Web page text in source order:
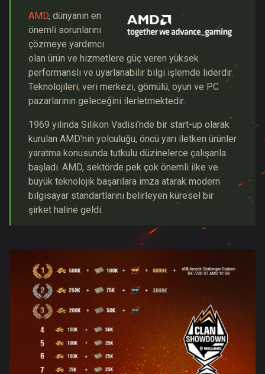
AMD, dünyanın en
önemli sorunlarını
çözmeye yardımcı
olan ürün ve hizmetlere güç veren yüksek
performanslı ve uyarlanabilir bilgi işlemde liderdir.
Teknolojileri; veri merkezi, gömülü, oyun ve PC
pazarlarının geleceğini ilerletmektedir.
1969 yılında Silikon Vadisi'nde bir start-up olarak
kurulan AMD'nin yolculuğu, öncü yarı iletken ürünler
yaratma konusunda tutkulu düzinelerce çalışanla
başladı. AMD, sektörde pek çok önemli ilke ve
büyük teknolojik başarılara imza atarak modern
bilgisayar standartlarını belirleyen küresel bir
şirket haline geldi.